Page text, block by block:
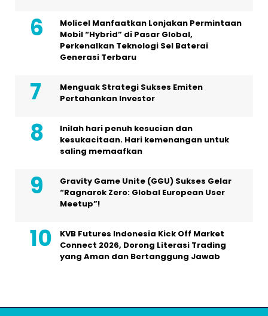
Molicel Manfaatkan Lonjakan Permintaan
Mobil “Hybrid” di Pasar Global,
Perkenalkan Teknologi Sel Baterai
Generasi Terbaru
Menguak Strategi Sukses Emiten
Pertahankan Investor
Inilah hari penuh kesucian dan
kesukacitaan. Hari kemenangan untuk
saling memaafkan
Gravity Game Unite (GGU) Sukses Gelar
“Ragnarok Zero: Global European User
Meetup”!
KVB Futures Indonesia Kick Off Market
Connect 2026, Dorong Literasi Trading
yang Aman dan Bertanggung Jawab